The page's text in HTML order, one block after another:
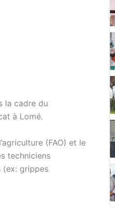
la cadre du
à Lomé.
(FAO) et le
techniciens
(ex: grippes